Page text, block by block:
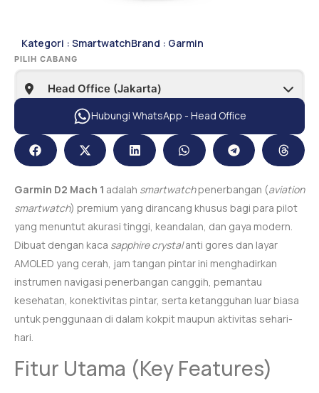
Kategori : SmartwatchBrand : Garmin
PILIH CABANG
Hubungi WhatsApp - Head Office
Garmin D2 Mach 1 adalah smartwatchpenerbangan (aviation
smartwatch) premium yang dirancang khusus bagi para pilot
yang menuntut akurasi tinggi, keandalan, dan gaya modern.
Dibuat dengan kaca sapphire crystalanti gores dan layar
AMOLED yang cerah, jam tangan pintar ini menghadirkan
instrumen navigasi penerbangan canggih, pemantau
kesehatan, konektivitas pintar, serta ketangguhan luar biasa
untuk penggunaan di dalam kokpit maupun aktivitas sehari-
hari.
Fitur Utama (Key Features)